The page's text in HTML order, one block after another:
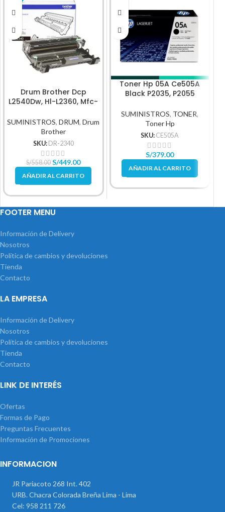
Drum Brother Dcp
L2540Dw, Hl-L2360, Mfc-
SUMINISTROS,DRUM,Drum
Brother
SKU: DR-2340
S/558.00 S/449.00
AÑADIR AL CARRITO
Toner Hp 05A Ce505A
Black P2035, P2055
SUMINISTROS, TONER,
Toner Hp
SKU: CE505A
S/379.00
AÑADIR AL CARRITO
FOOTER MENU
Información de Delivery
Nosotros
Política de cambios y devoluciones
Tienda
Contacto
LA EMPRESA
Información de Delivery
Nosotros
Política de cambios y devoluciones
Tienda
Contacto
LINK DE INTERÉS
Ofertas
Formas de Pago
Preguntas Frecuentes
Información de Promociones
INFORMACION
JR Pariacoto 268 Int. 402
URB. Chacra Colorada Breña Lima - Lima
Cel: 958 211 726